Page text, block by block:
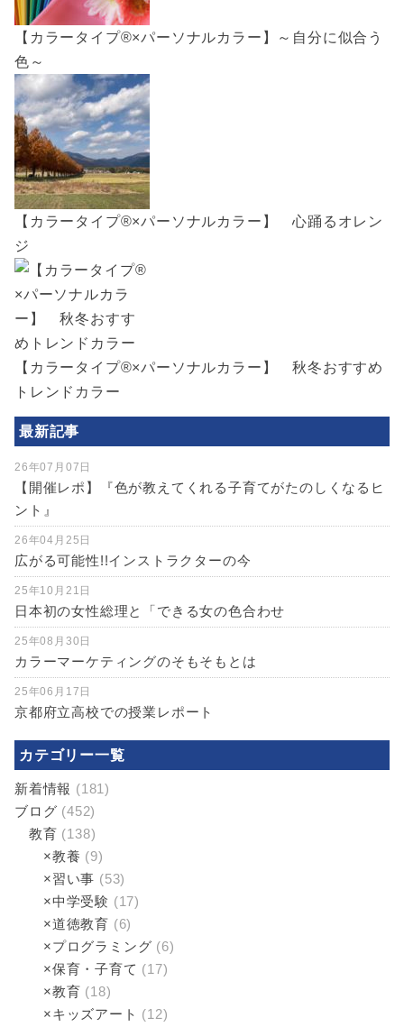
【カラータイプ®×パーソナルカラー】～自分に似合う
色～
【カラータイプ®×パーソナルカラー】 心踊るオレン
ジ
【カラータイプ®×パーソナルカラー】 秋冬おすすめ
トレンドカラー
最新記事
26年07月07日
【開催レポ】『色が教えてくれる子育てがたのしくなるヒ
ント』
26年04月25日
広がる可能性!!インストラクターの今
25年10月21日
日本初の女性総理と「できる女の色合わせ
25年08月30日
カラーマーケティングのそもそもとは
25年06月17日
京都府立高校での授業レポート
カテゴリー一覧
新着情報 (181)
ブログ (452)
教育 (138)
×教養 (9)
×習い事 (53)
×中学受験 (17)
×道徳教育 (6)
×プログラミング (6)
×保育・子育て (17)
×教育 (18)
×キッズアート (12)